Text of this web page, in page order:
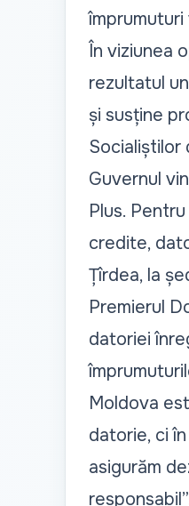
În viziunea
rezultatul
și susține
Socialiștilor
Guvernul
Plus.
credite,
Țîrdea, la
Premierul
datoriei
Moldova
datorie, ci
asigurăm